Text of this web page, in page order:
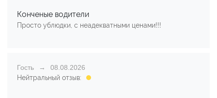
Конченые водители
Просто ублюдки, с неадекватными ценами!!!
Гость
08.08.2026
Нейтральный отзыв: